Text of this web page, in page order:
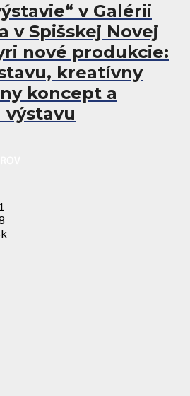
v Galérii
v Spišskej Novej
nové produkcie:
kreatívny
koncept a